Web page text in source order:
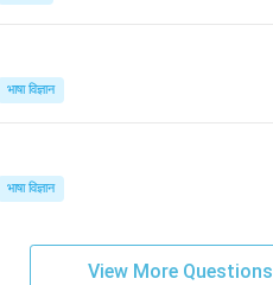
भाषा विज्ञान
भाषा विज्ञान
View More Questions